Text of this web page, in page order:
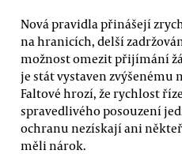
Nová pravidla přinášejí
na hranicích, delší
možnost omezit přijímání
je stát vystaven
Faltové hrozí, že rychlost
spravedlivého posouzení
ochranu nezískají ani
měli nárok.